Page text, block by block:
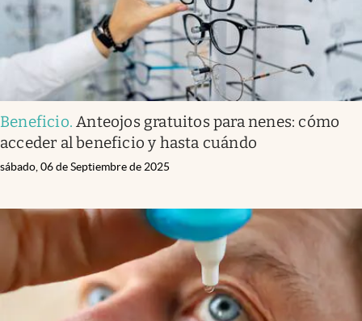
Beneficio.Anteojos gratuitos para nenes: cómo
acceder al beneficio y hasta cuándo
sábado, 06 de Septiembre de 2025